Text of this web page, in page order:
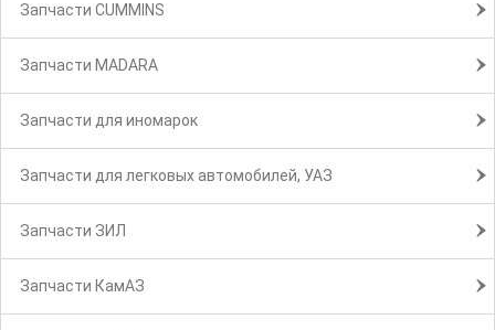
Запчасти CUMMINS
Запчасти MADARA
Запчасти для иномарок
Запчасти для легковых автомобилей, УАЗ
Запчасти ЗИЛ
Запчасти КамАЗ